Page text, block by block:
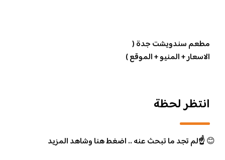
مطعم سندويشت جدة (
الاسعار + المنيو + الموقع )
انتظر لحظة
😊☝️لم تجد ما تبحث عنه .. اضغط هنا وشاهد المزيد